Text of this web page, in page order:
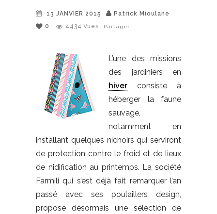
13 JANVIER 2015
Patrick Mioulane
0
4434 Vues Partager
L’une des missions
des jardiniers en
hiver consiste à
héberger la faune
sauvage,
notamment en
installant quelques nichoirs qui serviront
de protection contre le froid et de lieux
de nidification au printemps. La société
Farmili qui s’est déjà fait remarquer l’an
passé avec ses poulaillers design,
propose désormais une sélection de